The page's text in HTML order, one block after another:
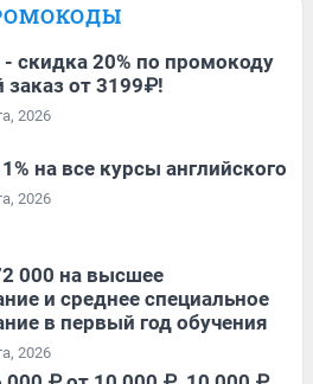
- скидка 20% по промокоду
заказ от 3199₽!
2026
на все курсы английского
2026
000 на высшее
и среднее специальное
в первый год обучения
2026